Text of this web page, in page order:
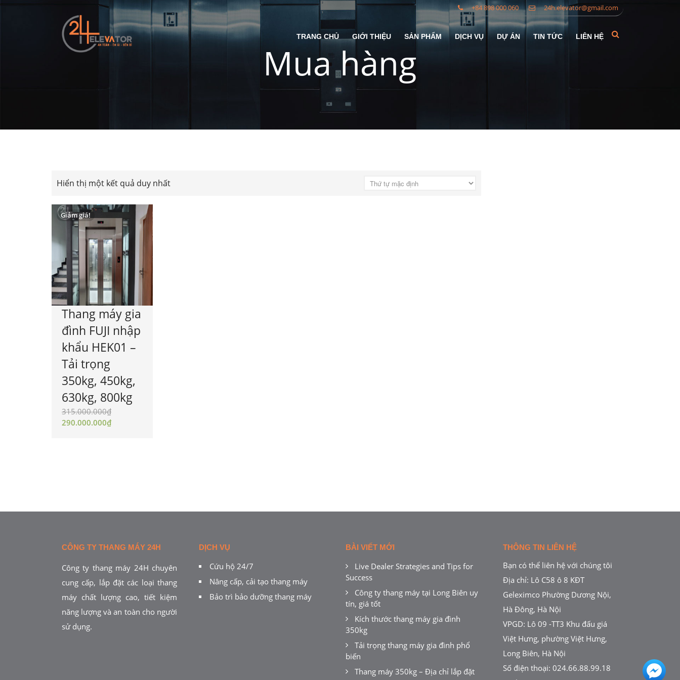
+84 898 000 060 24h.elevator@gmail.com
Thang máy 24H TRANG CHỦ GIỚI THIỆU SẢN PHẨM DỊCH VỤ DỰ ÁN TIN TỨC LIÊN HỆ
Mua hàng
Hiển thị một kết quả duy nhất
Giảm giá!
Thang máy gia
đình FUJI nhập
khẩu HEK01 –
Tải trọng
350kg, 450kg,
630kg, 800kg
315.000.000₫
290.000.000₫
CÔNG TY THANG MÁY 24H
Công ty thang máy 24H chuyên
cung cấp, lắp đặt các loại thang
máy chất lượng cao, tiết kiệm
năng lượng và an toàn cho người
sử dụng.
DỊCH VỤ
Cứu hộ 24/7
Nâng cấp, cải tạo thang máy
Bảo trì bảo dưỡng thang máy
BÀI VIẾT MỚI
Live Dealer Strategies and Tips for
Success
Công ty thang máy tại Long Biên uy
tín, giá tốt
Kích thước thang máy gia đình
350kg
Tải trọng thang máy gia đình phổ
biến
Thang máy 350kg – Địa chỉ lắp đặt
THÔNG TIN LIÊN HỆ
Bạn có thể liên hệ với chúng tôi
Địa chỉ: Lô C58 ô 8 KĐT
Geleximco Phường Dương Nội,
Hà Đông, Hà Nội
VPGD: Lô 09 -TT3 Khu đấu giá
Việt Hưng, phường Việt Hưng,
Long Biên, Hà Nội
Số điện thoại:024.66.88.99.18